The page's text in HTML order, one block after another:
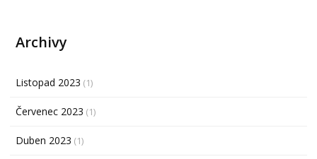
Archivy
Listopad 2023 (1)
Červenec 2023 (1)
Duben 2023 (1)